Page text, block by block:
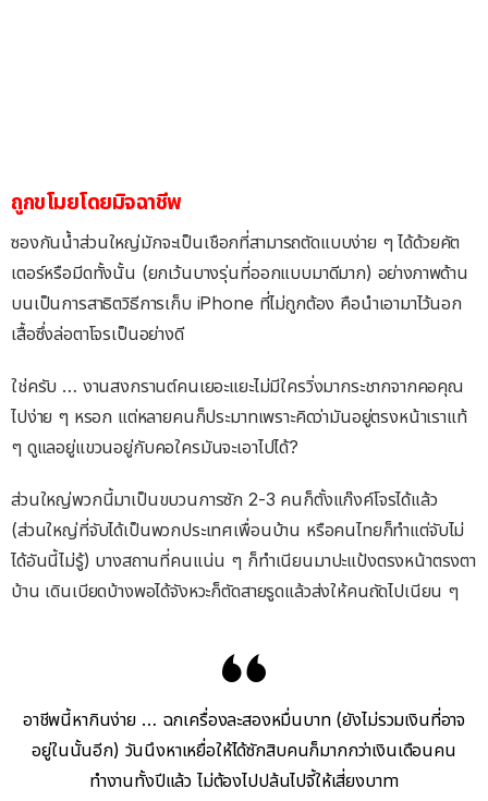
ถูกขโมยโดยมิจฉาชีพ
ซองกันน้ำส่วนใหญ่มักจะเป็นเชือกที่สามารถตัดแบบง่าย ๆ ได้ด้วยคัต
เตอร์หรือมีดทั้งนั้น (ยกเว้นบางรุ่นที่ออกแบบมาดีมาก) อย่างภาพด้าน
บนเป็นการสาธิตวิธีการเก็บ iPhone ที่ไม่ถูกต้อง คือนำเอามาไว้นอก
เสื้อซึ่งล่อตาโจรเป็นอย่างดี
ใช่ครับ … งานสงกรานต์คนเยอะแยะไม่มีใครวิ่งมากระชากจากคอคุณ
ไปง่าย ๆ หรอก แต่หลายคนก็ประมาทเพราะคิดว่ามันอยู่ตรงหน้าเราแท้
ๆ ดูแลอยู่แขวนอยู่กับคอใครมันจะเอาไปได้?
ส่วนใหญ่พวกนี้มาเป็นขบวนการซัก 2-3 คนก็ตั้งแก๊งค์โจรได้แล้ว
(ส่วนใหญ่ที่จับได้เป็นพวกประเทศเพื่อนบ้าน หรือคนไทยก็ทำแต่จับไม่
ได้อันนี้ไม่รู้) บางสถานที่คนแน่น ๆ ก็ทำเนียนมาปะแป้งตรงหน้าตรงตา
บ้าน เดินเบียดบ้างพอได้จังหวะก็ตัดสายรูดแล้วส่งให้คนถัดไปเนียน ๆ
อาชีพนี้หากินง่าย … ฉกเครื่องละสองหมื่นบาท (ยังไม่รวมเงินที่อาจ
อยู่ในนั้นอีก) วันนึงหาเหยื่อให้ได้ซักสิบคนก็มากกว่าเงินเดือนคน
ทำงานทั้งปีแล้ว ไม่ต้องไปปล้นไปจี้ให้เสี่ยงบาทา